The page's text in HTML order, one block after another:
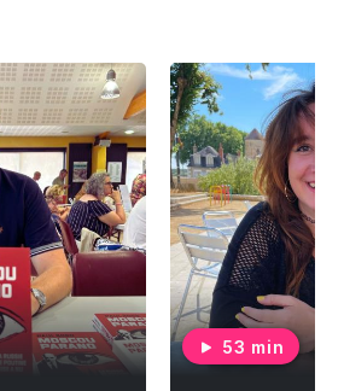
53 min